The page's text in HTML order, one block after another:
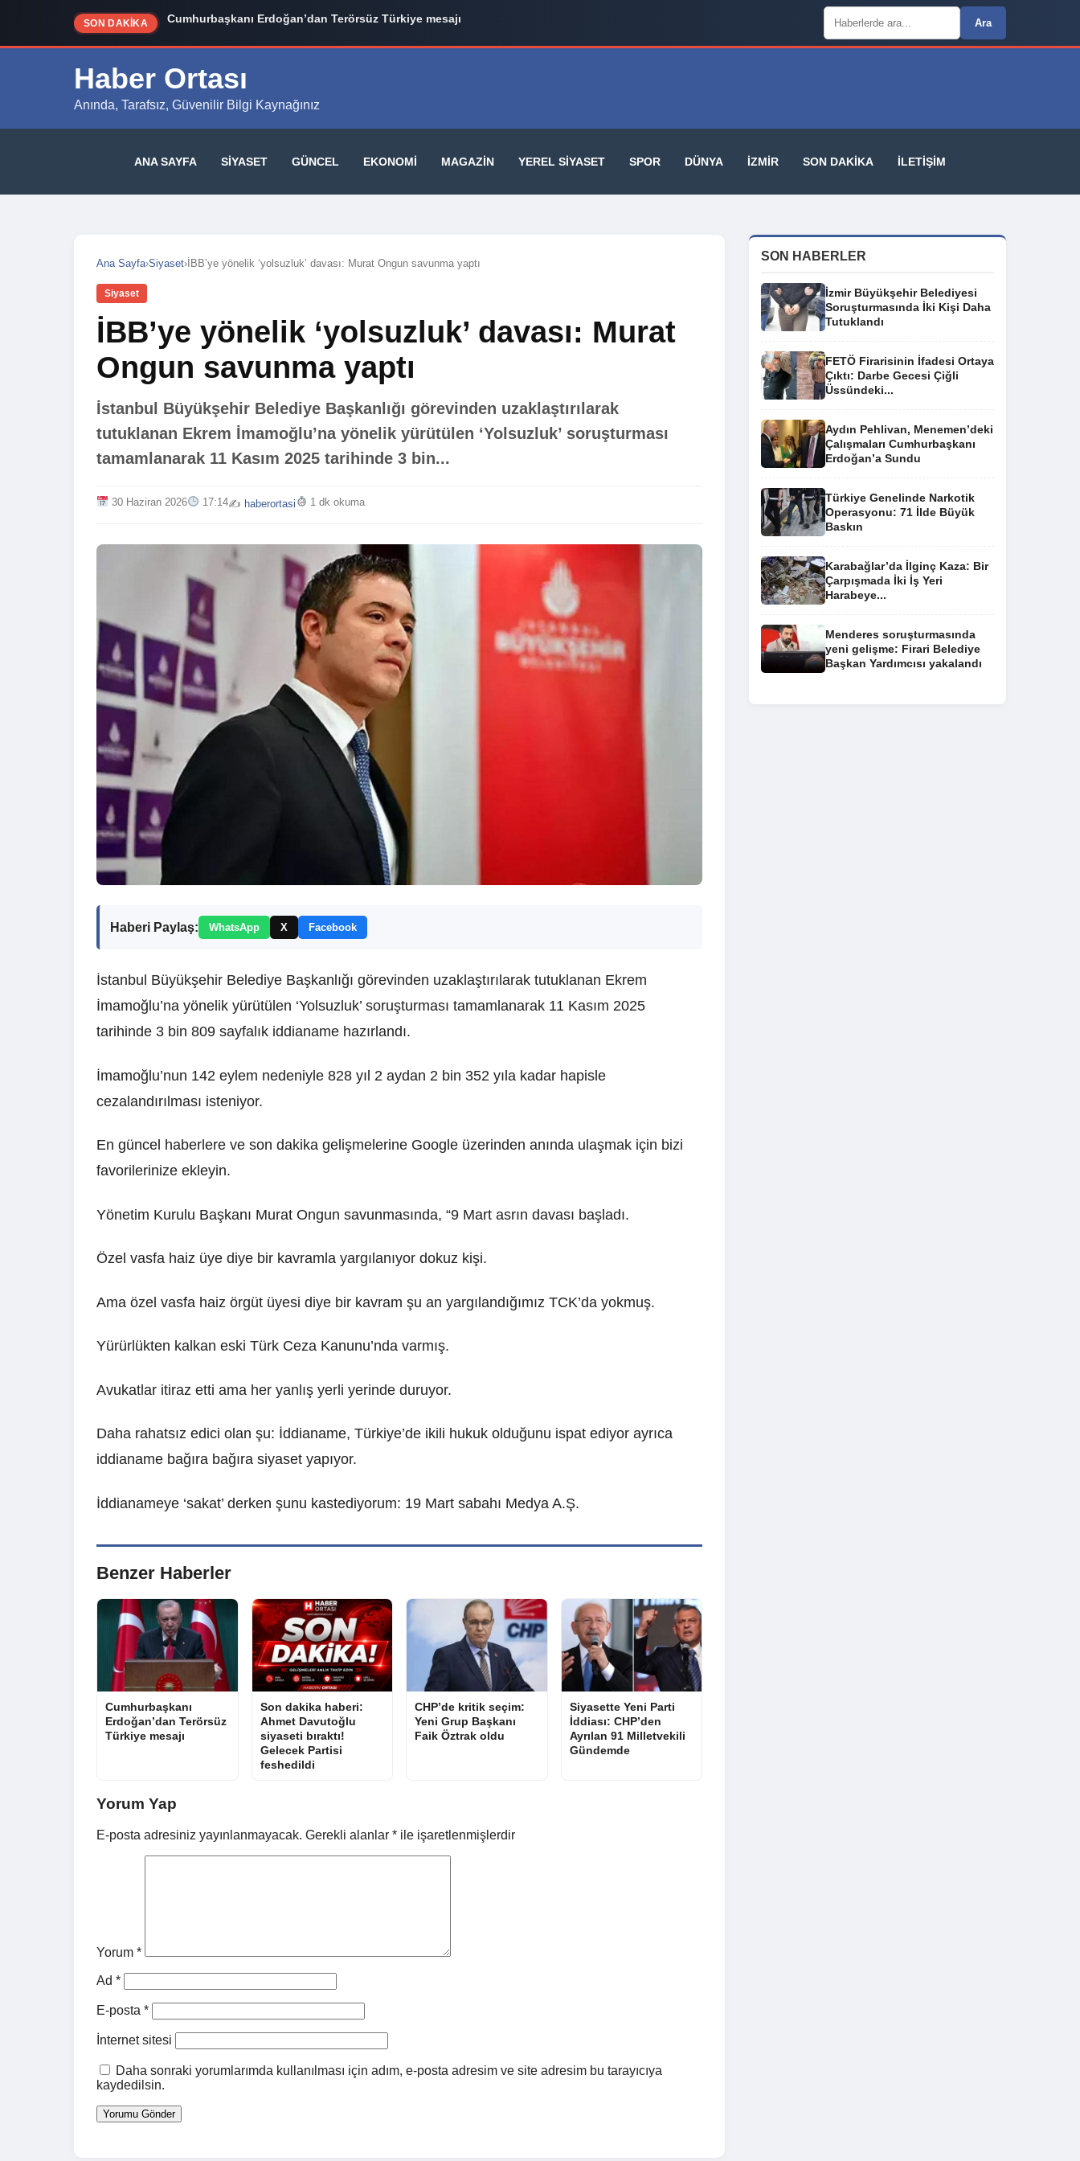
SON DAKİKA İzmir Siyasetinde Bomba İddia: Cemil Tugay 3 Belediye Başkanıyla AK Parti Yolunda Arama:
Ara
Haber Ortası
Anında, Tarafsız, Güvenilir Bilgi Kaynağınız
ANA SAYFA SIYASET GÜNCEL EKONOMI MAGAZIN YEREL SIYASET SPOR DÜNYA İZMIR SON DAKIKA İLETIŞIM
Ana Sayfa›Siyaset› İBB’ye yönelik ‘yolsuzluk’ davası: Murat Ongun savunma yaptı
Siyaset
İBB’ye yönelik ‘yolsuzluk’ davası: Murat
Ongun savunma yaptı
İstanbul Büyükşehir Belediye Başkanlığı görevinden uzaklaştırılarak
tutuklanan Ekrem İmamoğlu’na yönelik yürütülen ‘Yolsuzluk’ soruşturması
tamamlanarak 11 Kasım 2025 tarihinde 3 bin...
30 Haziran 2026 17:14✍️ haberortasi 1 dk okuma
Haberi Paylaş: WhatsApp X Facebook
İstanbul Büyükşehir Belediye Başkanlığı görevinden uzaklaştırılarak tutuklanan Ekrem
İmamoğlu’na yönelik yürütülen ‘Yolsuzluk’ soruşturması tamamlanarak 11 Kasım 2025
tarihinde 3 bin 809 sayfalık iddianame hazırlandı.
İmamoğlu’nun 142 eylem nedeniyle 828 yıl 2 aydan 2 bin 352 yıla kadar hapisle
cezalandırılması isteniyor.
En güncel haberlere ve son dakika gelişmelerine Google üzerinden anında ulaşmak için bizi
favorilerinize ekleyin.
Yönetim Kurulu Başkanı Murat Ongun savunmasında, “9 Mart asrın davası başladı.
Özel vasfa haiz üye diye bir kavramla yargılanıyor dokuz kişi.
Ama özel vasfa haiz örgüt üyesi diye bir kavram şu an yargılandığımız TCK’da yokmuş.
Yürürlükten kalkan eski Türk Ceza Kanunu’nda varmış.
Avukatlar itiraz etti ama her yanlış yerli yerinde duruyor.
Daha rahatsız edici olan şu: İddianame, Türkiye’de ikili hukuk olduğunu ispat ediyor ayrıca
iddianame bağıra bağıra siyaset yapıyor.
İddianameye ‘sakat’ derken şunu kastediyorum: 19 Mart sabahı Medya A.Ş.
Benzer Haberler
Cumhurbaşkanı
Erdoğan’dan Terörsüz
Türkiye mesajı
Son dakika haberi:
Ahmet Davutoğlu
siyaseti bıraktı!
Gelecek Partisi
feshedildi
CHP’de kritik seçim:
Yeni Grup Başkanı
Faik Öztrak oldu
Siyasette Yeni Parti
İddiası: CHP’den
Ayrılan 91 Milletvekili
Gündemde
Yorum Yap
E-posta adresiniz yayınlanmayacak. Gerekli alanlar * ile işaretlenmişlerdir
Yorum *
Ad *
E-posta *
İnternet sitesi
Daha sonraki yorumlarımda kullanılması için adım, e-posta adresim ve site adresim bu tarayıcıya
kaydedilsin.
SON HABERLER
İzmir Büyükşehir Belediyesi
Soruşturmasında İki Kişi Daha
Tutuklandı
FETÖ Firarisinin İfadesi Ortaya
Çıktı: Darbe Gecesi Çiğli
Üssündeki...
Aydın Pehlivan, Menemen’deki
Çalışmaları Cumhurbaşkanı
Erdoğan’a Sundu
Türkiye Genelinde Narkotik
Operasyonu: 71 İlde Büyük
Baskın
Karabağlar’da İlginç Kaza: Bir
Çarpışmada İki İş Yeri
Harabeye...
Menderes soruşturmasında
yeni gelişme: Firari Belediye
Başkan Yardımcısı yakalandı